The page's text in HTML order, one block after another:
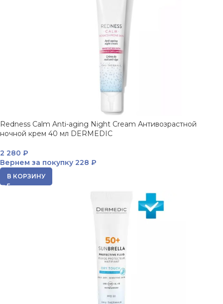
Redness Calm Anti-aging Night Cream Антивозрастной
ночной крем 40 мл DERMEDIC
2 280 ₽
Вернем за покупку 228 ₽
В КОРЗИНУ